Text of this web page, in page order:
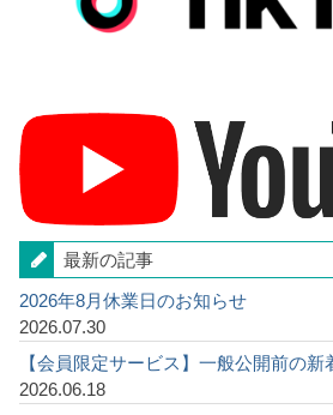
最新の記事
2026年8月休業日のお知らせ
2026.07.30
【会員限定サービス】一般公開前の
2026.06.18